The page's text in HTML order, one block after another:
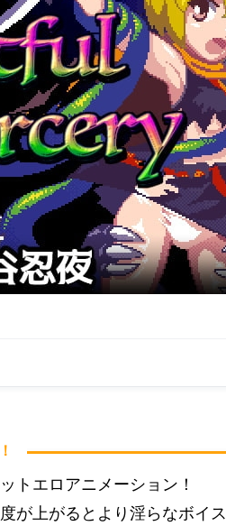
トエロアニメーション！
が上がるとより淫らなボイス